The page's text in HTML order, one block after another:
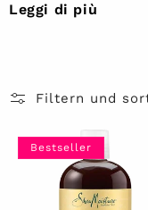
Leggi di più
Filtern und
Bestseller